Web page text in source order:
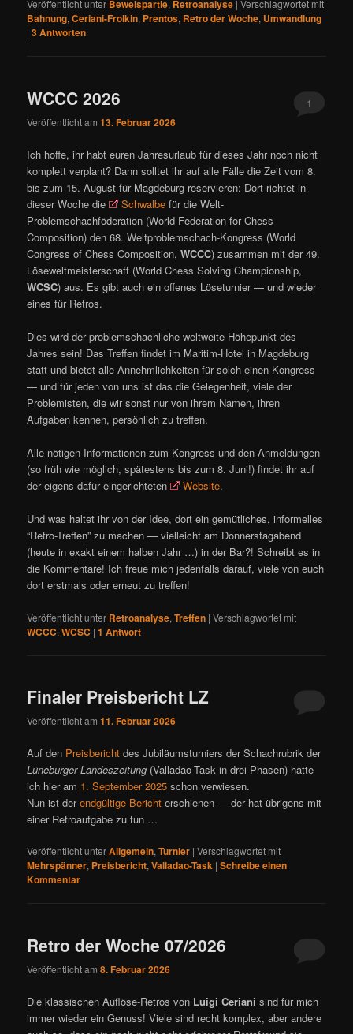
Veröffentlicht unter Beweispartie, Retroanalyse |Verschlagwortet mit
Bahnung,Ceriani-Frolkin, Prentos, Retro der Woche, Umwandlung
|3Antworten
WCCC 2026
Veröffentlicht am13. Februar 2026
1
Ich hoffe, ihr habt euren Jahresurlaub für dieses Jahr noch nicht
komplett verplant? Dann solltet ihr auf alle Fälle die Zeit vom 8.
bis zum 15. August für Magdeburg reservieren: Dort richtet in
dieser Woche die
Schwalbe für die Welt-
Problemschachföderation (World Federation for Chess
Composition) den 68. Weltproblemschach-Kongress (World
Congress of Chess Composition,WCCC) zusammen mit der 49.
Löseweltmeisterschaft (World Chess Solving Championship,
WCSC) aus. Es gibt auch ein offenes Löseturnier — und wieder
eines für Retros.
Dies wird der problemschachliche weltweite Höhepunkt des
Jahres sein! Das Treffen findet im Maritim-Hotel in Magdeburg
statt und bietet alle Annehmlichkeiten für solch einen Kongress
— und für jeden von uns ist das die Gelegenheit, viele der
Problemisten, die wir sonst nur von ihrem Namen, ihren
Aufgaben kennen, persönlich zu treffen.
Alle nötigen Informationen zum Kongress und den Anmeldungen
(so früh wie möglich, spätestens bis zum 8. Juni!) findet ihr auf
der eigens dafür eingerichteten
Website.
Und was haltet ihr von der Idee, dort ein gemütliches, informelles
“Retro-Treffen” zu machen — vielleicht am Donnerstagabend
(heute in exakt einem halben Jahr …) in der Bar?! Schreibt es in
die Kommentare! Ich freue mich jedenfalls darauf, viele von euch
dort erstmals oder erneut zu treffen!
Veröffentlicht unter Retroanalyse,Treffen |Verschlagwortet mit
WCCC,WCSC |1 Antwort
Finaler Preisbericht LZ
Veröffentlicht am11. Februar 2026
Auf den Preisbericht des Jubiläumsturniers der Schachrubrik der
Lüneburger Landeszeitung (Valladao-Task in drei Phasen) hatte
ich hier am 1. September 2025 schon verwiesen.
Nun ist derendgültige Bericht erschienen — der hat übrigens mit
einer Retroaufgabe zu tun …
Veröffentlicht unterAllgemein,Turnier |Verschlagwortet mit
Mehrspänner, Preisbericht,Valladao-Task |Schreibe einen
Kommentar
Retro der Woche 07/2026
Veröffentlicht am8. Februar 2026
Die klassischen Auflöse-Retros von Luigi Ceriani sind für mich
immer wieder ein Genuss! Viele sind recht komplex, aber andere